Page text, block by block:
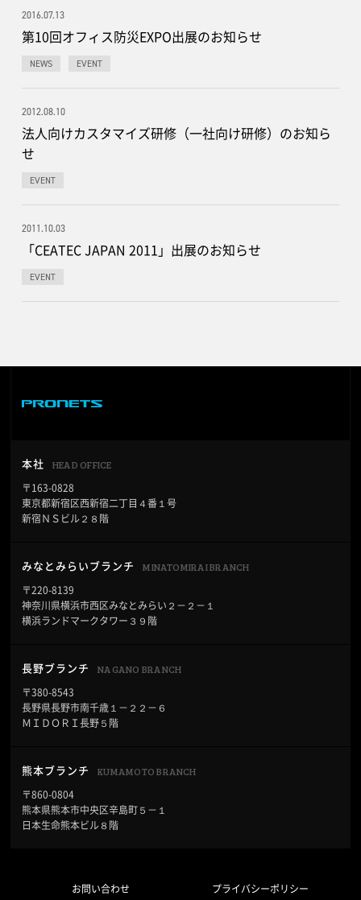
2016.07.13
第10回オフィス防災EXPO出展のお知らせ
NEWS EVENT
2012.08.10
法人向けカスタマイズ研修（一社向け研修）のお知ら
せ
EVENT
2011.10.03
「CEATEC JAPAN 2011」出展のお知らせ
EVENT
本社 HEAD OFFICE
〒163-0828
東京都新宿区西新宿二丁目４番１号
新宿ＮＳビル２８階
みなとみらいブランチ MINATOMIRAI BRANCH
〒220-8139
神奈川県横浜市西区みなとみらい２－２－１
横浜ランドマークタワー３９階
長野ブランチ NAGANO BRANCH
〒380-8543
長野県長野市南千歳１－２２－６
ＭＩＤＯＲＩ長野５階
熊本ブランチ KUMAMOTO BRANCH
〒860-0804
熊本県熊本市中央区辛島町５－１
日本生命熊本ビル８階
お問い合わせ プライバシーポリシー